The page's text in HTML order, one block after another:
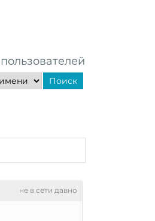
Поиск
не в сети давно